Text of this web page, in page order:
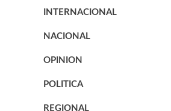
INTERNACIONAL
NACIONAL
OPINION
POLITICA
REGIONAL